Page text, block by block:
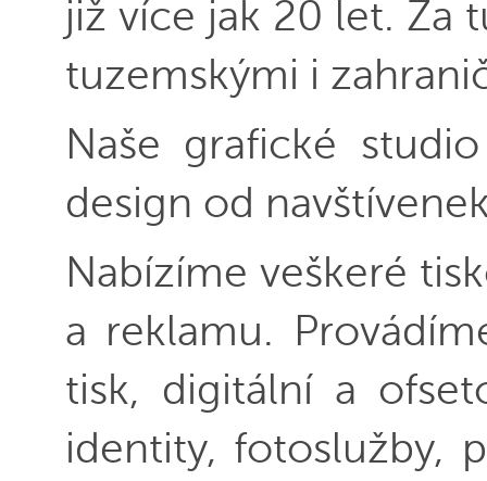
již více jak 20 let. Za
tuzemskými i
Naše grafické
design od
Nabízíme veškeré
a reklamu.
tisk, digitální a
identity, fotoslužby,